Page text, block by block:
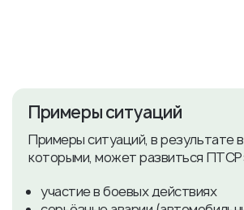
Примеры ситуаций
Примеры ситуаций, в результате
которыми, может развиться ПТСР:
участие в боевых действиях